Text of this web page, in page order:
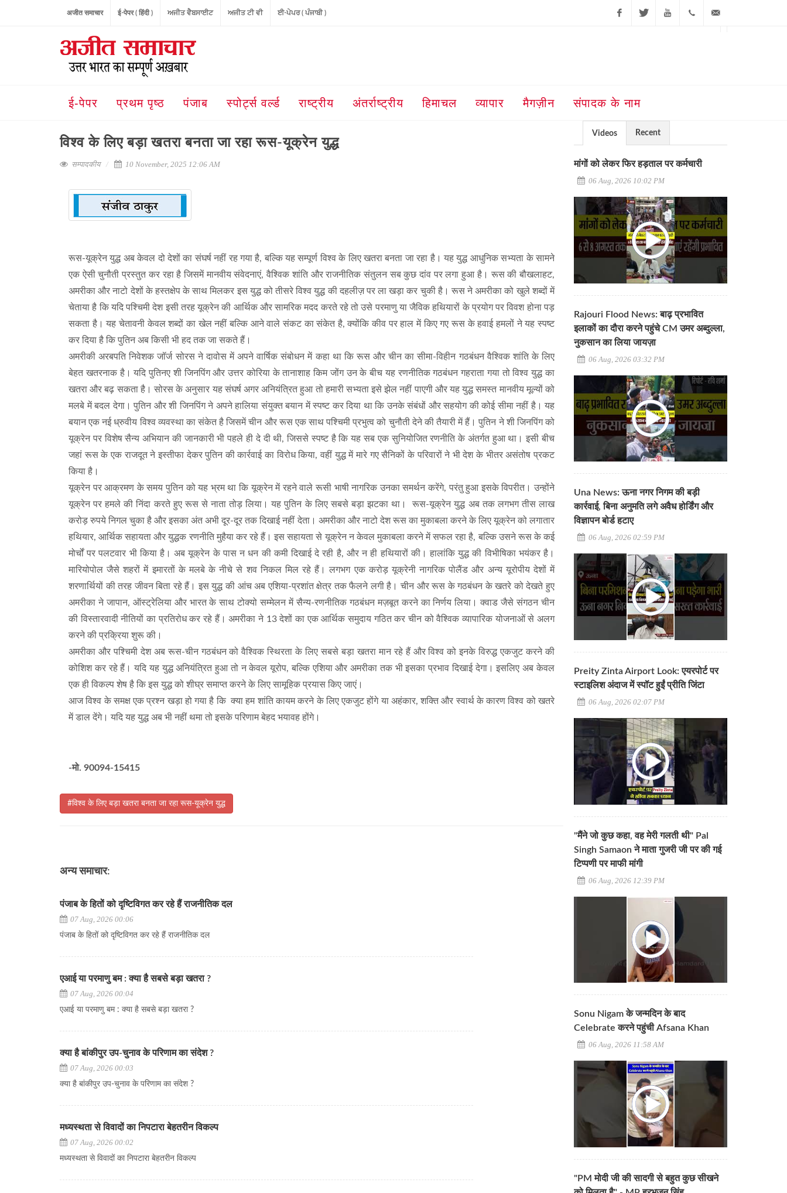
अजीत समाचार ई-पेपर ( हिंदी ) ਅਜੀਤ ਵੈਬਸਾਈਟ ਅਜੀਤ ਟੀ ਵੀ ਈ-ਪੇਪਰ ( ਪੰਜਾਬੀ )
ई-पेपर प्रथम पृष्ठ पंजाब स्पोर्ट्स वर्ल्ड राष्ट्रीय अंतर्राष्ट्रीय हिमाचल व्यापार मैगज़ीन संपादक के नाम
विश्व के लिए बड़ा खतरा बनता जा रहा रूस-यूक्रेन युद्ध
सम्पादकीय 10 November, 2025 12:06 AM
रूस-यूक्रेन युद्ध अब केवल दो देशों का संघर्ष नहीं रह गया है, बल्कि यह सम्पूर्ण विश्व के लिए खतरा बनता जा रहा है। यह युद्ध आधुनिक सभ्यता के सामने
एक ऐसी चुनौती प्रस्तुत कर रहा है जिसमें मानवीय संवेदनाएं, वैश्विक शांति और राजनीतिक संतुलन सब कुछ दांव पर लगा हुआ है। रूस की बौखलाहट,
अमरीका और नाटो देशों के हस्तक्षेप के साथ मिलकर इस युद्ध को तीसरे विश्व युद्ध की दहलीज़ पर ला खड़ा कर चुकी है। रूस ने अमरीका को खुले शब्दों में
चेताया है कि यदि पश्चिमी देश इसी तरह यूक्रेन की आर्थिक और सामरिक मदद करते रहे तो उसे परमाणु या जैविक हथियारों के प्रयोग पर विवश होना पड़
सकता है। यह चेतावनी केवल शब्दों का खेल नहीं बल्कि आने वाले संकट का संकेत है, क्योंकि कीव पर हाल में किए गए रूस के हवाई हमलों ने यह स्पष्ट
कर दिया है कि पुतिन अब किसी भी हद तक जा सकते हैं।
अमरीकी अरबपति निवेशक जॉर्ज सोरस ने दावोस में अपने वार्षिक संबोधन में कहा था कि रूस और चीन का सीमा-विहीन गठबंधन वैश्विक शांति के लिए
बेहत खतरनाक है। यदि पुतिनए शी जिनपिंग और उत्तर कोरिया के तानाशाह किम जोंग उन के बीच यह रणनीतिक गठबंधन गहराता गया तो विश्व युद्ध का
खतरा और बढ़ सकता है। सोरस के अनुसार यह संघर्ष अगर अनियंत्रित हुआ तो हमारी सभ्यता इसे झेल नहीं पाएगी और यह युद्ध समस्त मानवीय मूल्यों को
मलबे में बदल देगा। पुतिन और शी जिनपिंग ने अपने हालिया संयुक्त बयान में स्पष्ट कर दिया था कि उनके संबंधों और सहयोग की कोई सीमा नहीं है। यह
बयान एक नई ध्रुवीय विश्व व्यवस्था का संकेत है जिसमें चीन और रूस एक साथ पश्चिमी प्रभुत्व को चुनौती देने की तैयारी में हैं। पुतिन ने शी जिनपिंग को
यूक्रेन पर विशेष सैन्य अभियान की जानकारी भी पहले ही दे दी थी, जिससे स्पष्ट है कि यह सब एक सुनियोजित रणनीति के अंतर्गत हुआ था। इसी बीच
जहां रूस के एक राजदूत ने इस्तीफा देकर पुतिन की कार्रवाई का विरोध किया, वहीं युद्ध में मारे गए सैनिकों के परिवारों ने भी देश के भीतर असंतोष प्रकट
किया है।
यूक्रेन पर आक्रमण के समय पुतिन को यह भ्रम था कि यूक्रेन में रहने वाले रूसी भाषी नागरिक उनका समर्थन करेंगे, परंतु हुआ इसके विपरीत। उन्होंने
यूक्रेन पर हमले की निंदा करते हुए रूस से नाता तोड़ लिया। यह पुतिन के लिए सबसे बड़ा झटका था। रूस-यूक्रेन युद्ध अब तक लगभग तीस लाख
करोड़ रुपये निगल चुका है और इसका अंत अभी दूर-दूर तक दिखाई नहीं देता। अमरीका और नाटो देश रूस का मुकाबला करने के लिए यूक्रेन को लगातार
हथियार, आर्थिक सहायता और युद्धक रणनीति मुहैया कर रहे हैं। इस सहायता से यूक्रेन न केवल मुकाबला करने में सफल रहा है, बल्कि उसने रूस के कई
मोर्चों पर पलटवार भी किया है। अब यूक्रेन के पास न धन की कमी दिखाई दे रही है, और न ही हथियारों की। हालांकि युद्ध की विभीषिका भयंकर है।
मारियोपोल जैसे शहरों में इमारतों के मलबे के नीचे से शव निकल मिल रहे हैं। लगभग एक करोड़ यूक्रेनी नागरिक पोलैंड और अन्य यूरोपीय देशों में
शरणार्थियों की तरह जीवन बिता रहे हैं। इस युद्ध की आंच अब एशिया-प्रशांत क्षेत्र तक फैलने लगी है। चीन और रूस के गठबंधन के खतरे को देखते हुए
अमरीका ने जापान, ऑस्ट्रेलिया और भारत के साथ टोक्यो सम्मेलन में सैन्य-रणनीतिक गठबंधन मज़बूत करने का निर्णय लिया। क्वाड जैसे संगठन चीन
की विस्तारवादी नीतियों का प्रतिरोध कर रहे हैं। अमरीका ने 13 देशों का एक आर्थिक समुदाय गठित कर चीन को वैश्विक व्यापारिक योजनाओं से अलग
करने की प्रक्रिया शुरू की।
अमरीका और पश्चिमी देश अब रूस-चीन गठबंधन को वैश्विक स्थिरता के लिए सबसे बड़ा खतरा मान रहे हैं और विश्व को इनके विरुद्ध एकजुट करने की
कोशिश कर रहे हैं। यदि यह युद्ध अनियंत्रित हुआ तो न केवल यूरोप, बल्कि एशिया और अमरीका तक भी इसका प्रभाव दिखाई देगा। इसलिए अब केवल
एक ही विकल्प शेष है कि इस युद्ध को शीघ्र समाप्त करने के लिए सामूहिक प्रयास किए जाएं।
आज विश्व के समक्ष एक प्रश्न खड़ा हो गया है कि क्या हम शांति कायम करने के लिए एकजुट होंगे या अहंकार, शक्ति और स्वार्थ के कारण विश्व को खतरे
में डाल देंगे। यदि यह युद्ध अब भी नहीं थमा तो इसके परिणाम बेहद भयावह होंगे।
-मो. 90094-15415
#विश्व के लिए बड़ा खतरा बनता जा रहा रूस-यूक्रेन युद्ध
अन्य समाचार:
पंजाब के हितों को दृष्टिविगत कर रहे हैं राजनीतिक दल
07 Aug, 2026 00:06
पंजाब के हितों को दृष्टिविगत कर रहे हैं राजनीतिक दल
एआई या परमाणु बम : क्या है सबसे बड़ा खतरा ?
07 Aug, 2026 00:04
एआई या परमाणु बम : क्या है सबसे बड़ा खतरा ?
क्या है बांकीपुर उप-चुनाव के परिणाम का संदेश ?
07 Aug, 2026 00:03
क्या है बांकीपुर उप-चुनाव के परिणाम का संदेश ?
मध्यस्थता से विवादों का निपटारा बेहतरीन विकल्प
07 Aug, 2026 00:02
मध्यस्थता से विवादों का निपटारा बेहतरीन विकल्प
Videos Recent
मांगों को लेकर फिर हड़ताल पर कर्मचारी
06 Aug, 2026 10:02 PM
Rajouri Flood News: बाढ़ प्रभावित
इलाकों का दौरा करने पहुंचे CM उमर अब्दुल्ला,
नुकसान का लिया जायज़ा
06 Aug, 2026 03:32 PM
Una News: ऊना नगर निगम की बड़ी
कार्रवाई, बिना अनुमति लगे अवैध होर्डिंग और
विज्ञापन बोर्ड हटाए
06 Aug, 2026 02:59 PM
Preity Zinta Airport Look: एयरपोर्ट पर
स्टाइलिश अंदाज में स्पॉट हुईं प्रीति जिंटा
06 Aug, 2026 02:07 PM
"मैंने जो कुछ कहा, वह मेरी गलती थी" Pal
Singh Samaon ने माता गुजरी जी पर की गई
टिप्पणी पर माफी मांगी
06 Aug, 2026 12:39 PM
Sonu Nigam के जन्मदिन के बाद
Celebrate करने पहुंची Afsana Khan
06 Aug, 2026 11:58 AM
"PM मोदी जी की सादगी से बहुत कुछ सीखने